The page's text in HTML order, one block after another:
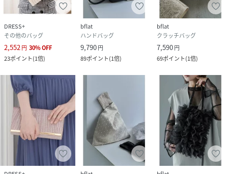
DRESS+
その他のバッグ
2,552円 30%OFF
23ポイント(1倍)
bflat
ハンドバッグ
9,790円
89ポイント(1倍)
bflat
クラッチバッグ
7,590円
69ポイント(1倍)